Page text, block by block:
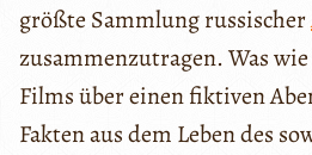
größte Sammlung russischer
zusammenzutragen. Was
Films über einen fiktiven
Fakten aus dem Leben des